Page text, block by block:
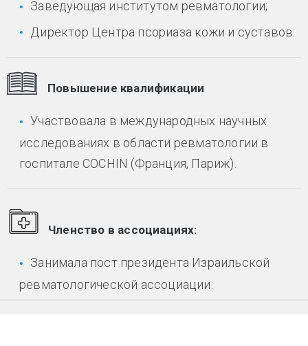
Заведующая институтом ревматологии;
Директор Центра псориаза кожи и суставов.
Повышение квалификации
Участвовала в международных научных
исследованиях в области ревматологии в
госпитале COCHIN (Франция, Париж).
Членство в ассоциациях:
Занимала пост президента Израильской
ревматологической ассоциации.